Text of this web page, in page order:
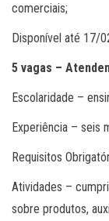
comerciais;
Disponível até 17/
5 vagas –
Escolaridade –
Experiência – seis
Requisitos
Atividades –
sobre produtos,